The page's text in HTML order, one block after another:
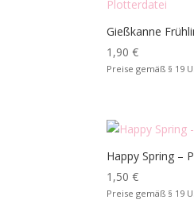
Gießkanne
1,90€
Preise gemäß § 19
Happy Spring –
1,50€
Preise gemäß § 19